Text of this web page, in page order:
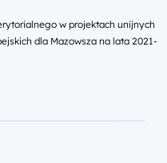
w projektach unijnych
dla Mazowsza na lata 2021-